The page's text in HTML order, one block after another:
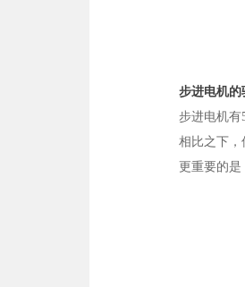
步进电机的
步进电机有
相比之下，
更重要的是